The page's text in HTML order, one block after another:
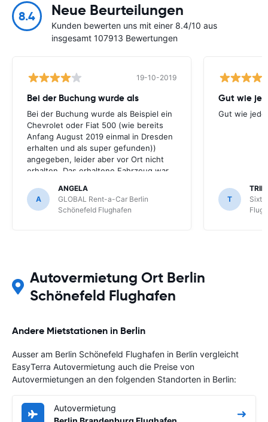
8.4 Neue Beurteilungen
Kunden bewerten uns mit einer 8.4/10 aus
insgesamt 107913 Bewertungen
19-10-2019
Bei der Buchung wurde als
Bei der Buchung wurde als Beispiel ein
Chevrolet oder Fiat 500 (wie bereits
Anfang August 2019 einmal in Dresden
erhalten und als super gefunden))
angegeben, leider aber vor Ort nicht
erhalten. Das erhaltene Fahrzeug war
optimal, trotz Nachfrage in Berlin
Schönefeld kein anderes Fahrzeug
A
ANGELA
GLOBAL Rent-a-Car Berlin
Schönefeld Flughafen
Gut wie
Gut wie
T
Sixt
Autovermietung Ort Berlin
Schönefeld Flughafen
Andere Mietstationen in Berlin
Ausser am Berlin Schönefeld Flughafen in Berlin vergleicht
EasyTerra Autovermietung auch die Preise von
Autovermietungen an den folgenden Standorten in Berlin:
Autovermietung